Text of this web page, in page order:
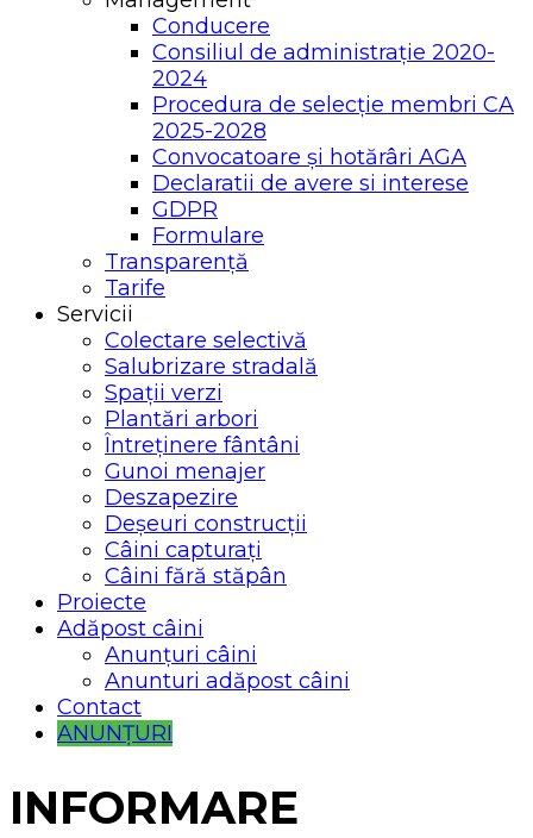
Conducere
Consiliul de administrație 2020-
2024
Procedura de selecție membri CA
2025-2028
Convocatoare și hotărâri AGA
Declaratii de avere si interese
GDPR
Formulare
Transparență
Tarife
Servicii
Colectare selectivă
Salubrizare stradală
Spații verzi
Plantări arbori
Întreținere fântâni
Gunoi menajer
Deszapezire
Deșeuri construcții
Câini capturați
Câini fără stăpân
Proiecte
Adăpost câini
Anunțuri câini
Anunturi adăpost câini
Contact
ANUNȚURI
INFORMARE